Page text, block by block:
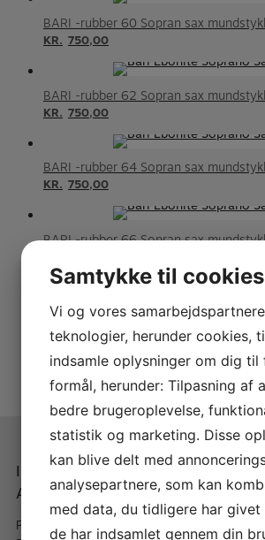
BARI -rubber 60 Sopran sax
KR. 750,00
BARI -rubber 62 Sopran sax
KR. 750,00
BARI -rubber 64 Sopran sax
KR. 750,00
BARI -rubber 66 Sopran sax
KR. 750,00
BG Revelation JAZZ LIGATURE –
KR. 235,00
Instrumentmager A.
Andersen
Peder Hvitfeldts Stræde 11, St
Når du
– Fragt
Samtykke til cookies
Vi og vores
teknologier, herunder cookies,
indsamle oplysninger om dig til
formål, herunder: Tilpasning af
bedre brugeroplevelse,
statistik og marketing. Disse
kan blive delt med
analysepartnere, som kan
med data, du tidligere har givet
de har indsamlet gennem din